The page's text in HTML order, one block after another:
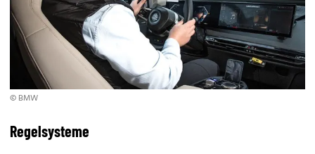
© BMW
Regelsysteme